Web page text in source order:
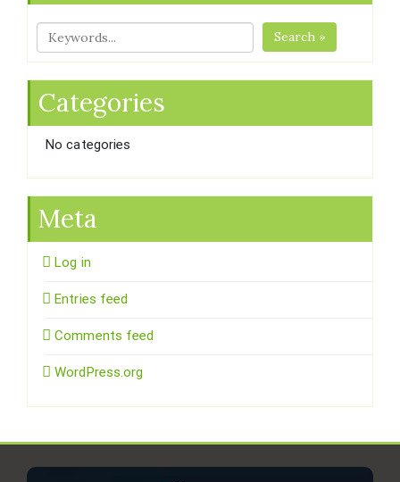
Search »
Categories
No categories
Meta
Log in
Entries feed
Comments feed
WordPress.org